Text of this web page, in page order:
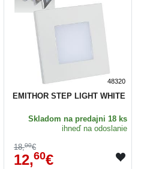
48320
EMITHOR STEP LIGHT WHITE
Skladom na predajni 18 ks
ihneď na odoslanie
18,00€
12,60€